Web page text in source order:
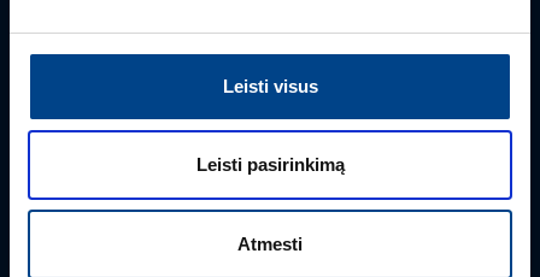
Leisti visus
Leisti pasirinkimą
Atmesti
Įmonė